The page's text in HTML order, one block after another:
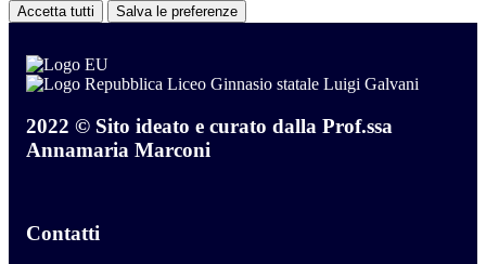
Accetta tutti Salva le preferenze
Liceo Ginnasio statale Luigi Galvani
2022 © Sito ideato e curato dalla Prof.ssa
Annamaria Marconi
Contatti